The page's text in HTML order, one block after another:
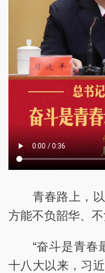
青春路上，
方能不负韶华、不
“奋斗是青春
十八大以来，习